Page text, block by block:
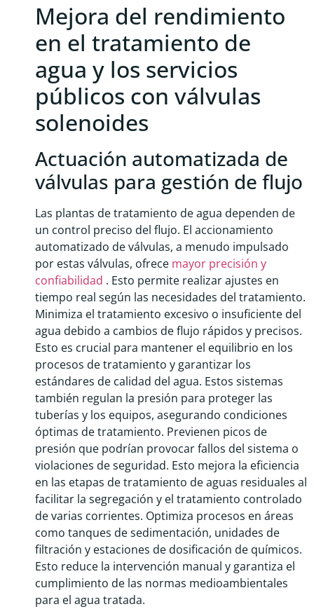
Mejora del rendimiento
en el tratamiento de
agua y los servicios
públicos con válvulas
solenoides
Actuación automatizada de
válvulas para gestión de flujo
Las plantas de tratamiento de agua dependen de
un control preciso del flujo. El accionamiento
automatizado de válvulas, a menudo impulsado
por estas válvulas, ofrece mayor precisión y
confiabilidad . Esto permite realizar ajustes en
tiempo real según las necesidades del tratamiento.
Minimiza el tratamiento excesivo o insuficiente del
agua debido a cambios de flujo rápidos y precisos.
Esto es crucial para mantener el equilibrio en los
procesos de tratamiento y garantizar los
estándares de calidad del agua. Estos sistemas
también regulan la presión para proteger las
tuberías y los equipos, asegurando condiciones
óptimas de tratamiento. Previenen picos de
presión que podrían provocar fallos del sistema o
violaciones de seguridad. Esto mejora la eficiencia
en las etapas de tratamiento de aguas residuales al
facilitar la segregación y el tratamiento controlado
de varias corrientes. Optimiza procesos en áreas
como tanques de sedimentación, unidades de
filtración y estaciones de dosificación de químicos.
Esto reduce la intervención manual y garantiza el
cumplimiento de las normas medioambientales
para el agua tratada.